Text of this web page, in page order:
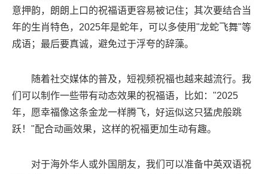
意押韵，朗朗上口的祝福语更容易被记住；其次要结合当
年的生肖特色，2025年是蛇年，可以多使用"龙蛇飞舞"等
成语；最后要真诚，避免过于浮夸的辞藻。
随着社交媒体的普及，短视频祝福也越来越流行。我
们可以制作一些带有动态效果的祝福语，比如："2025
年，愿幸福像这条金龙一样腾飞，好运似这只猛虎般跳
跃！"配合动画效果，这样的祝福更加生动有趣。
对于海外华人或外国朋友，我们可以准备中英双语祝